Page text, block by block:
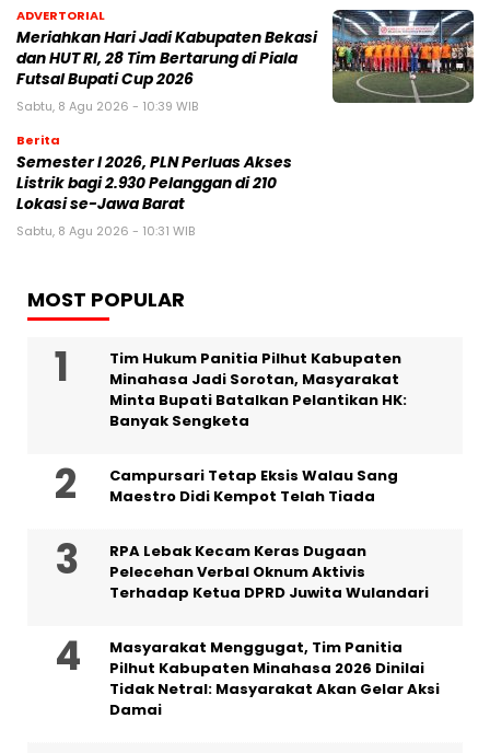
ADVERTORIAL
Meriahkan Hari Jadi Kabupaten Bekasi
dan HUT RI, 28 Tim Bertarung di Piala
Futsal Bupati Cup 2026
Sabtu, 8 Agu 2026 - 10:39 WIB
Berita
Semester I 2026, PLN Perluas Akses
Listrik bagi 2.930 Pelanggan di 210
Lokasi se-Jawa Barat
Sabtu, 8 Agu 2026 - 10:31 WIB
MOST POPULAR
Tim Hukum Panitia Pilhut Kabupaten
Minahasa Jadi Sorotan, Masyarakat
Minta Bupati Batalkan Pelantikan HK:
Banyak Sengketa
Campursari Tetap Eksis Walau Sang
Maestro Didi Kempot Telah Tiada
RPA Lebak Kecam Keras Dugaan
Pelecehan Verbal Oknum Aktivis
Terhadap Ketua DPRD Juwita Wulandari
Masyarakat Menggugat, Tim Panitia
Pilhut Kabupaten Minahasa 2026 Dinilai
Tidak Netral: Masyarakat Akan Gelar Aksi
Damai